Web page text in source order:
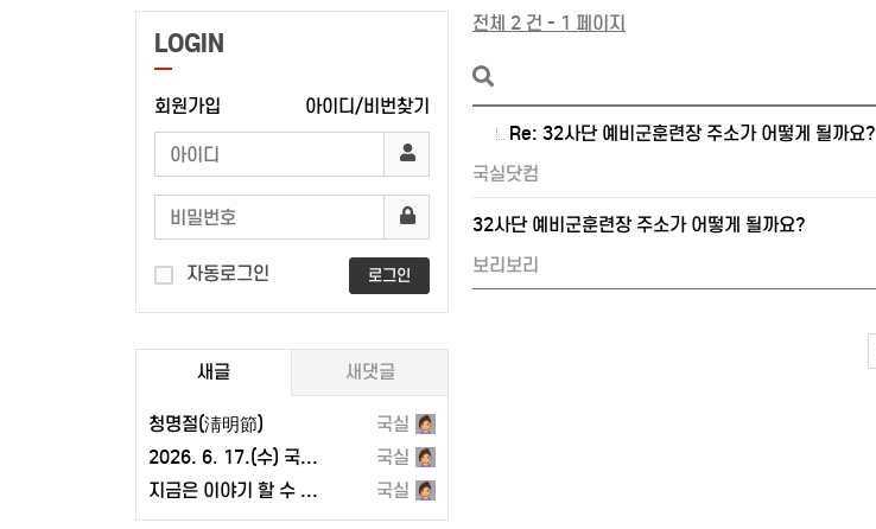
LOGIN
회원가입 아이디/비번찾기
자동로그인 로그인
새글 새댓글
청명절(淸明節)
국실
2026. 6. 17.(수) 국곡리와 이웃 마을 주민들이 함께 고압선로 통과 반대집회를 하다
국실
지금은 이야기 할 수 있는 먼 옛날이야기
국실
전체 2 건 - 1 페이지
Re: 32사단 예비군훈련장 주소가 어떻게 될까요?
국실닷컴
32사단 예비군훈련장 주소가 어떻게 될까요?
보리보리